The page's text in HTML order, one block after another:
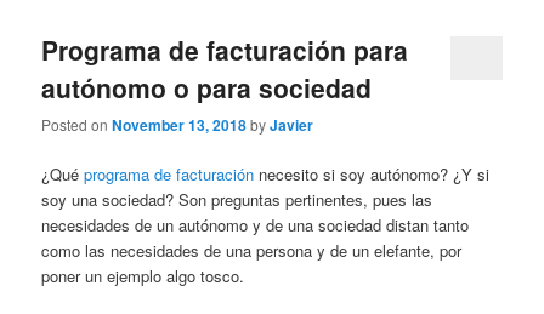
Programa de facturación para
autónomo o para sociedad
Posted onNovember 13, 2018byJavier
¿Quéprograma de facturación necesito si soy autónomo? ¿Y si
soy una sociedad? Son preguntas pertinentes, pues las
necesidades de un autónomo y de una sociedad distan tanto
como las necesidades de una persona y de un elefante, por
poner un ejemplo algo tosco.